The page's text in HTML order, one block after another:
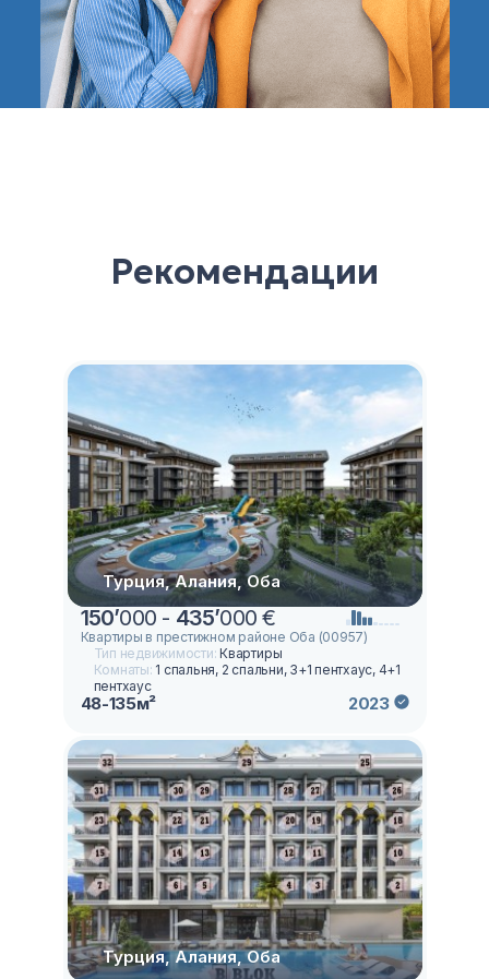
Рекомендации
Турция, Алания, Оба
150’000 - 435’000 €
Квартиры в престижном районе Оба (00957)
Тип недвижимости:Квартиры
Комнаты: 1 спальня, 2 спальни, 3+1 пентхаус, 4+1
пентхаус
48-135м² 2023
Турция, Алания, Оба